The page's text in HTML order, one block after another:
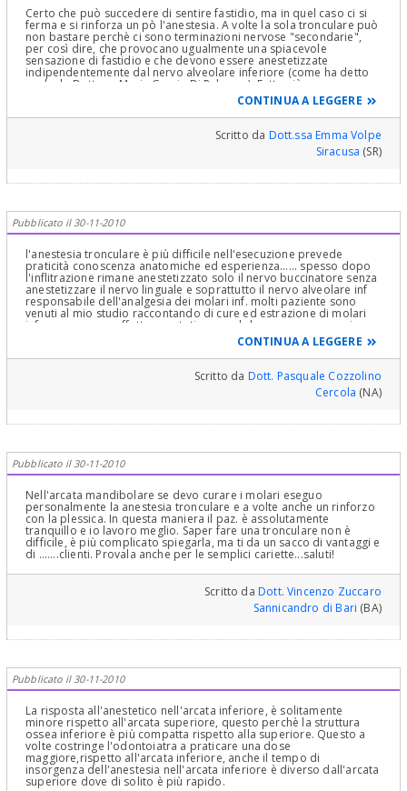
Certo che può succedere di sentire fastidio, ma in quel caso ci si
ferma e si rinforza un pò l'anestesia. A volte la sola tronculare può
non bastare perchè ci sono terminazioni nervose "secondarie",
per così dire, che provocano ugualmente una spiacevole
sensazione di fastidio e che devono essere anestetizzate
indipendentemente dal nervo alveolare inferiore (come ha detto
anche la Dott.ssa Maria Grazia Di Palermo). Fatto ciò non
dovrebbe più esserci alcun tipo di problema. Stia tranquillo, parli
col suo dentista con fiducia e vedrà che tutto sarà più semplice la
prossima volta :-) Cordialmente Emma Volpe
CONTINUA A LEGGERE
Scritto da Dott.ssa Emma Volpe
Siracusa (SR)
Pubblicato il 30-11-2010
l'anestesia tronculare è più difficile nell'esecuzione prevede
praticità conoscenza anatomiche ed esperienza...... spesso dopo
l'inflitrazione rimane anestetizzato solo il nervo buccinatore senza
anestetizzare il nervo linguale e soprattutto il nervo alveolare inf
responsabile dell'analgesia dei molari inf. molti paziente sono
venuti al mio studio raccontando di cure ed estrazione di molari
inf senza nessun effetto anestetico con dolore pazzesco... noi
clinici abbiamo gli elementi per capire se è avvenuta l'anestesia ai
molari inf cioè se il farmaco ha raggiunto il n.alveolare inf. il segno
clinico fondamentale è:formicolio e senso di pesantezza
CONTINUA A LEGGERE
Scritto da Dott. Pasquale Cozzolino
Cercola (NA)
Pubblicato il 30-11-2010
Nell'arcata mandibolare se devo curare i molari eseguo
personalmente la anestesia tronculare e a volte anche un rinforzo
con la plessica. In questa maniera il paz. è assolutamente
tranquillo e io lavoro meglio. Saper fare una tronculare non è
difficile, è più complicato spiegarla, ma ti da un sacco di vantaggi e
di .......clienti. Provala anche per le semplici cariette...saluti!
Scritto daDott. Vincenzo Zuccaro
Sannicandro di Bari (BA)
Pubblicato il 30-11-2010
La risposta all'anestetico nell'arcata inferiore, è solitamente
minore rispetto all'arcata superiore, questo perchè la struttura
ossea inferiore è più compatta rispetto alla superiore. Questo a
volte costringe l'odontoiatra a praticare una dose
maggiore,rispetto all'arcata inferiore, anche il tempo di
insorgenza dell'anestesia nell'arcata inferiore è diverso dall'arcata
superiore dove di solito è più rapido.